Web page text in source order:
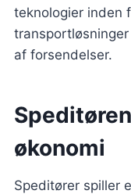
teknologier inden
af forsendelser.
økonomi
Speditører spiller